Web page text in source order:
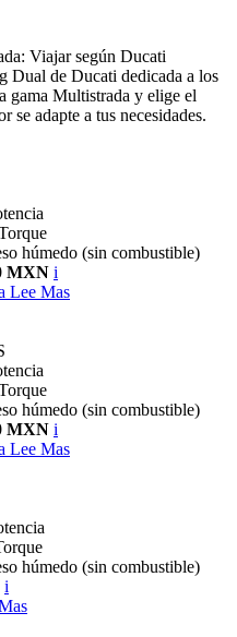
Viajar según Ducati
Dual de Ducati dedicada a los
gama Multistrada y elige el
se adapte a tus necesidades.
húmedo (sin combustible)
MXN i
Lee Mas
húmedo (sin combustible)
MXN i
Lee Mas
húmedo (sin combustible)
i